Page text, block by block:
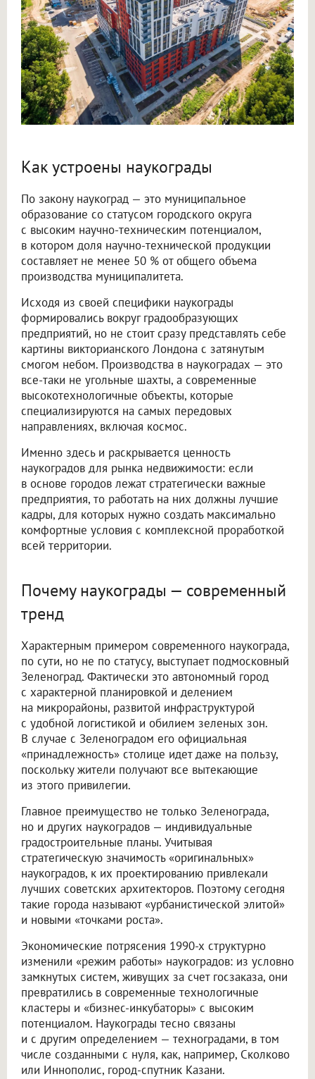
Как устроены наукограды
По закону наукоград — это муниципальное
образование со статусом городского округа
с высоким научно-техническим потенциалом,
в котором доля научно-технической продукции
составляет не менее 50 % от общего объема
производства муниципалитета.
Исходя из своей специфики наукограды
формировались вокруг градообразующих
предприятий, но не стоит сразу представлять себе
картины викторианского Лондона с затянутым
смогом небом. Производства в наукоградах — это
все-таки не угольные шахты, а современные
высокотехнологичные объекты, которые
специализируются на самых передовых
направлениях, включая космос.
Именно здесь и раскрывается ценность
наукоградов для рынка недвижимости: если
в основе городов лежат стратегически важные
предприятия, то работать на них должны лучшие
кадры, для которых нужно создать максимально
комфортные условия с комплексной проработкой
всей территории.
Почему наукограды — современный
тренд
Характерным примером современного наукограда,
по сути, но не по статусу, выступает подмосковный
Зеленоград. Фактически это автономный город
с характерной планировкой и делением
на микрорайоны, развитой инфраструктурой
с удобной логистикой и обилием зеленых зон.
В случае с Зеленоградом его официальная
«принадлежность» столице идет даже на пользу,
поскольку жители получают все вытекающие
из этого привилегии.
Главное преимущество не только Зеленограда,
но и других наукоградов — индивидуальные
градостроительные планы. Учитывая
стратегическую значимость «оригинальных»
наукоградов, к их проектированию привлекали
лучших советских архитекторов. Поэтому сегодня
такие города называют «урбанистической элитой»
и новыми «точками роста».
Экономические потрясения 1990-х структурно
изменили «режим работы» наукоградов: из условно
замкнутых систем, живущих за счет госзаказа, они
превратились в современные технологичные
кластеры и «бизнес-инкубаторы» с высоким
потенциалом. Наукограды тесно связаны
и с другим определением — техноградами, в том
числе созданными с нуля, как, например, Сколково
или Иннополис, город-спутник Казани.